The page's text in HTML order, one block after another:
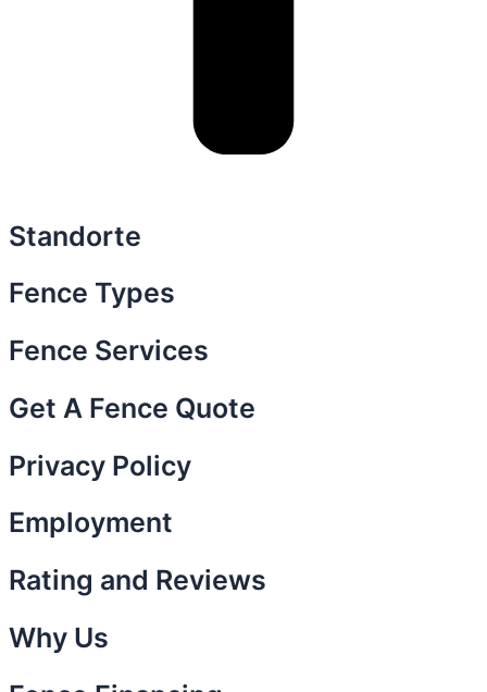
Standorte
Fence Types
Fence Services
Get A Fence Quote
Privacy Policy
Employment
Rating and Reviews
Why Us